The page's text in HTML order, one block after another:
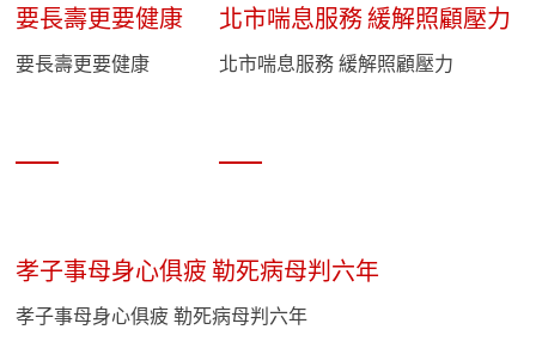
要長壽更要健康
要長壽更要健康
北市喘息服務 緩解照顧壓力
北市喘息服務 緩解照顧壓力
孝子事母身心俱疲 勒死病母判六年
孝子事母身心俱疲 勒死病母判六年